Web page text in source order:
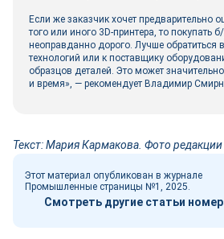
Если же заказчик хочет предварительно
того или иного 3D-принтера, то покупать
неоправданно дорого. Лучше обратиться
технологий или к поставщику
образцов деталей. Это может
и время», — рекомендует Владимир
Текст: Мария Кармакова. Фото редакции
Этот материал опубликован в журнале
Промышленные страницы №1, 2025.
Смотреть другие статьи